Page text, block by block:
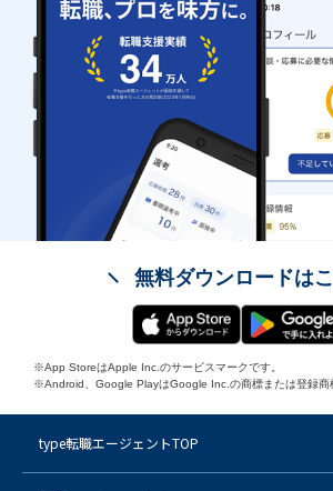
無料ダウンロードは
※App StoreはApple Inc.のサービスマークです。
※Android、Google PlayはGoogle Inc.の商標または登録商
type転職エージェントTOP